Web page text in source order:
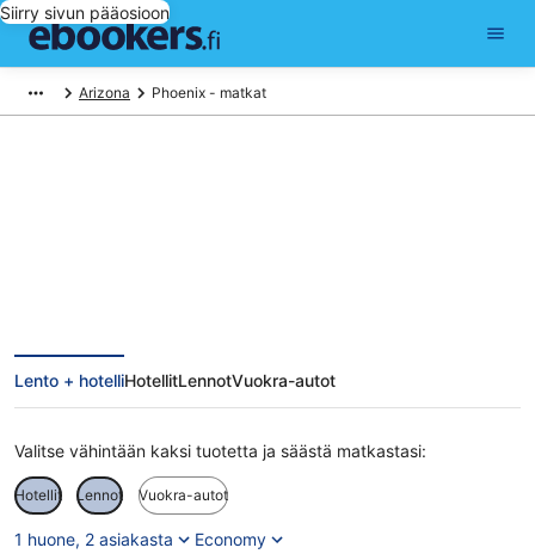
Siirry sivun pääosioon
Arizona Phoenix - matkat
Lento + hotelliHotellitLennotVuokra-autot
Valitse vähintään kaksi tuotetta ja säästä matkastasi:
Hotellit Lennot Vuokra-autot
1 huone, 2 asiakasta Economy